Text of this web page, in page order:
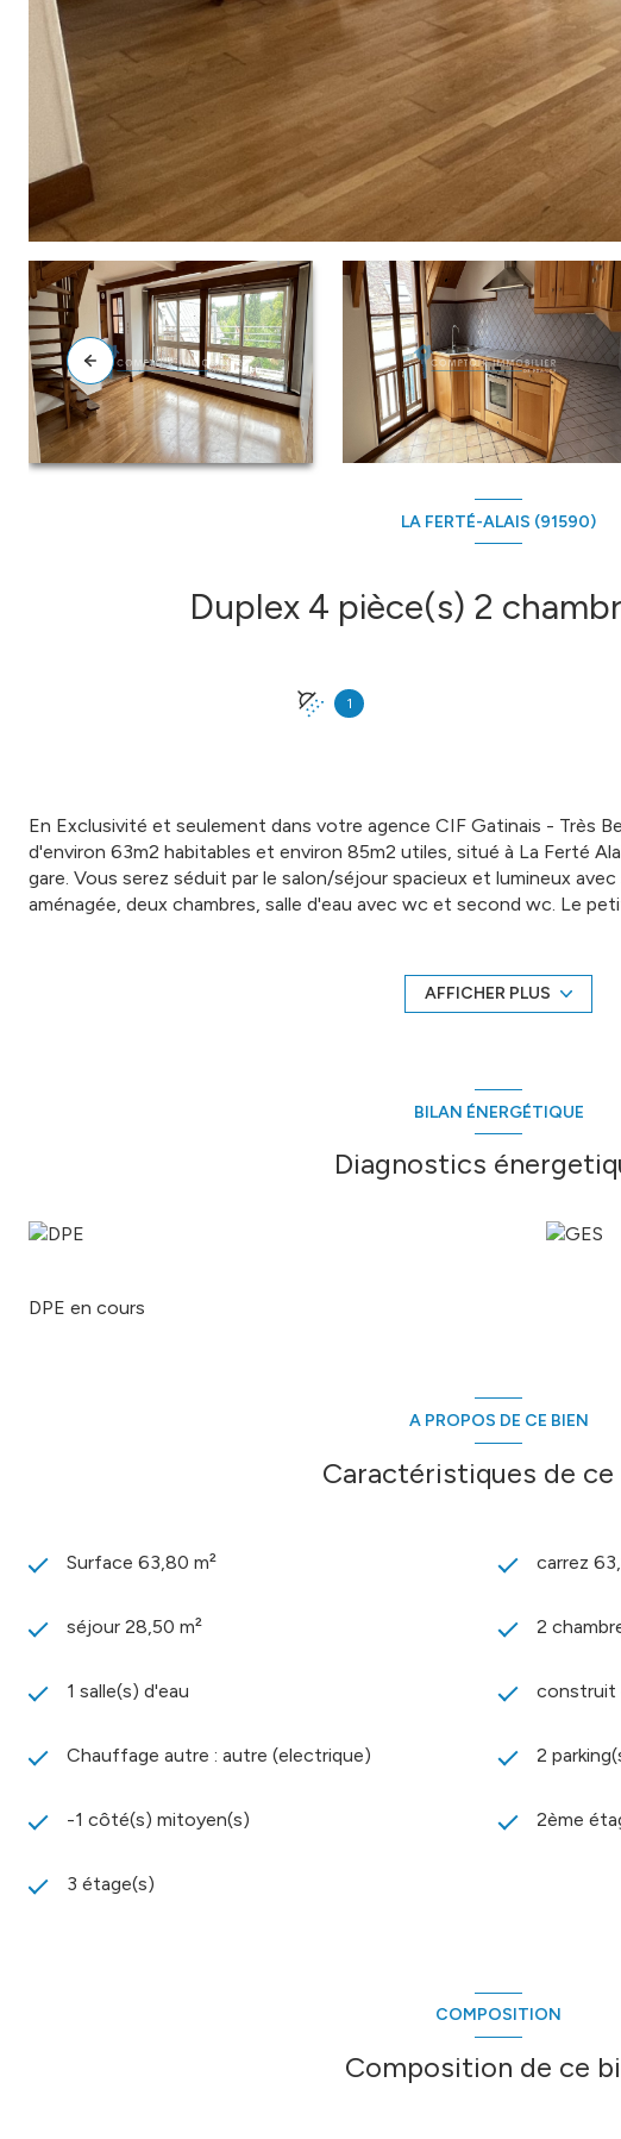
LA FERTÉ-ALAIS (91590)
1
En Exclusivité et seulement dans votre agence CIF Gatinais - Très
d'environ 63m2 habitables et environ 85m2 utiles, situé à La Ferté
gare. Vous serez séduit par le salon/séjour spacieux et lumineux
aménagée, deux chambres, salle d'eau avec wc et second wc. Le
Ville du greffe : EVRY - Plus d'informations surAFFICHER PLUS
BILAN ÉNERGÉTIQUE
Diagnostics
DPE en cours
A PROPOS DE CE BIEN
Caractéristiques de ce
Surface 63,80 m² carrez
séjour 28,50 m² 2
1 salle(s) d'eau construit
Chauffage autre : autre (electrique) 2
-1 côté(s) mitoyen(s) 2ème
3 étage(s)
COMPOSITION
Composition de ce